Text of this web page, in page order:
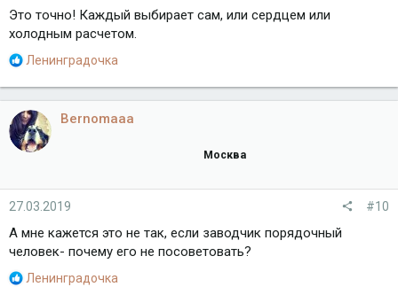
Это точно! Каждый выбирает сам, или сердцем или
холодным расчетом.
Р
а
к
ц
и
Ленинградочка
Bernomaaa
Москва
27.03.2019 #10
А мне кажется это не так, если заводчик порядочный
человек- почему его не посоветовать?
Р
Ленинградочка